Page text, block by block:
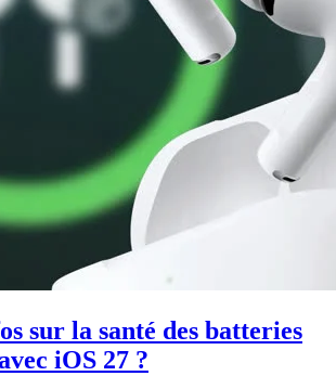
sur la santé des batteries
iOS 27 ?